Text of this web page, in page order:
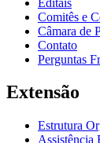
Comitês e
Câmara de
Contato
Perguntas
Extensão
Estrutura
Assistência